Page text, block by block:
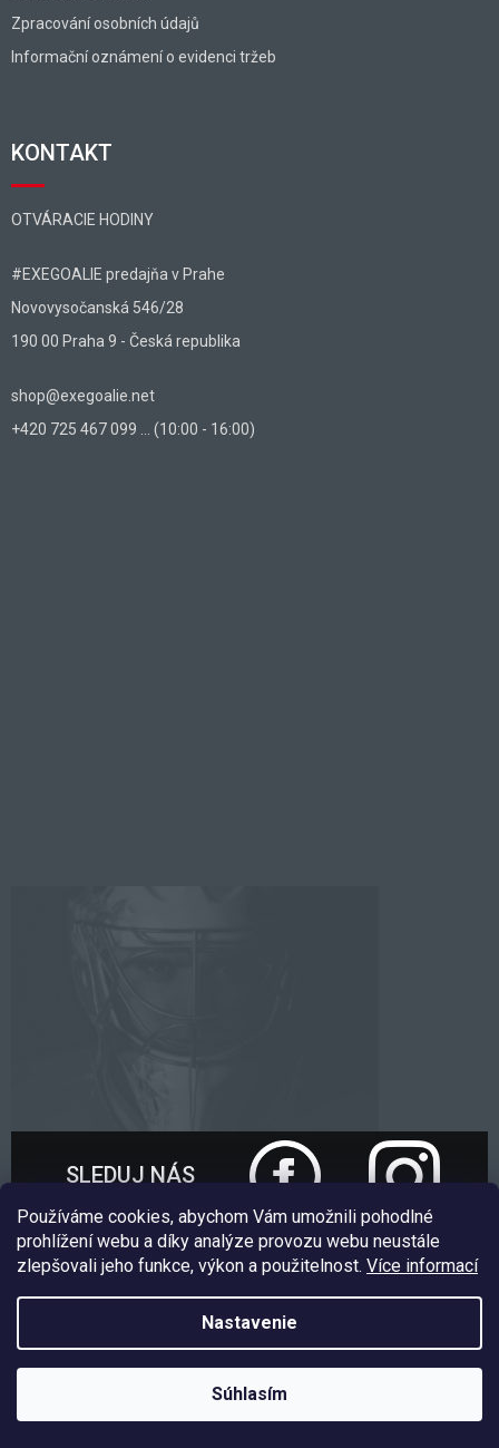
Používáme cookies, abychom Vám umožnili pohodlné
prohlížení webu a díky analýze provozu webu neustále
zlepšovali jeho funkce, výkon a použitelnost. Více informací
Nastavenie
Súhlasím
Zpracování osobních údajů
Informační oznámení o evidenci tržeb
KONTAKT
OTVÁRACIE HODINY
#EXEGOALIE predajňa v Prahe
Novovysočanská 546/28
190 00 Praha 9 - Česká republika
shop@exegoalie.net
+420 725 467 099 ... (10:00 - 16:00)
SLEDUJ NÁS
nastavenie cookies